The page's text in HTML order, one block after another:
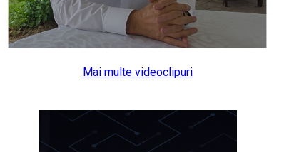
Mai multe videoclipuri